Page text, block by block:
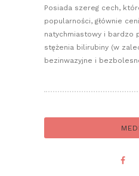
Posiada szereg cech,
popularności, głównie
natychmiastowy i bardzo
stężenia bilirubiny (w
bezinwazyjne i